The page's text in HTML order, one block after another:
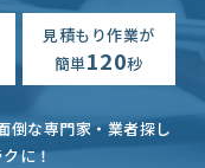
見積もり作業が
簡単120秒
倒な専門家・業者探し
に！